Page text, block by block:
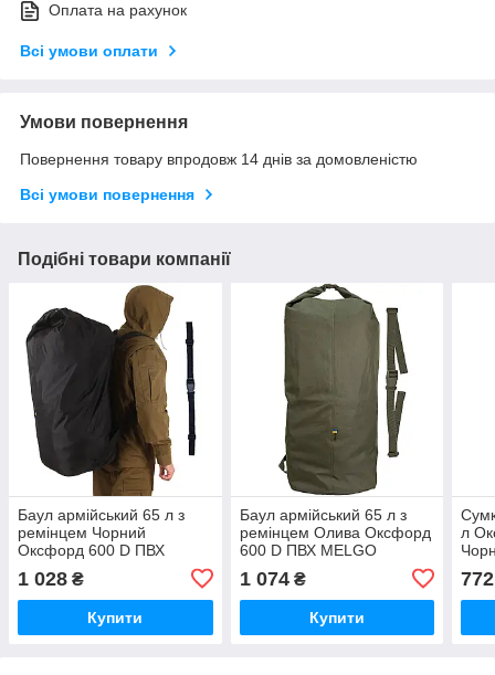
Оплата на рахунок
Всі умови оплати
Умови повернення
Повернення товару впродовж 14 днів за домовленістю
Всі умови повернення
Подібні товари компанії
Баул армійський 65 л з
ремінцем Чорний
Оксфорд 600 D ПВХ
MELGO (речовий мішок)
1 028 ₴
Купити
Баул армійський 65 л з
ремінцем Олива Оксфорд
600 D ПВХ MELGO
1 074₴
Купити
л
772